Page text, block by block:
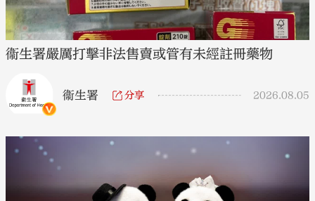
衞生署嚴厲打擊非法售賣或管有未經註冊藥物
衞生署 分享 2026.08.05